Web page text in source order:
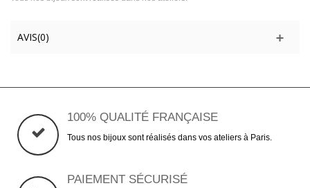
AVIS(0)
100% QUALITÉ FRANÇAISE
Tous nos bijoux sont réalisés dans vos ateliers à Paris.
PAIEMENT SÉCURISÉ